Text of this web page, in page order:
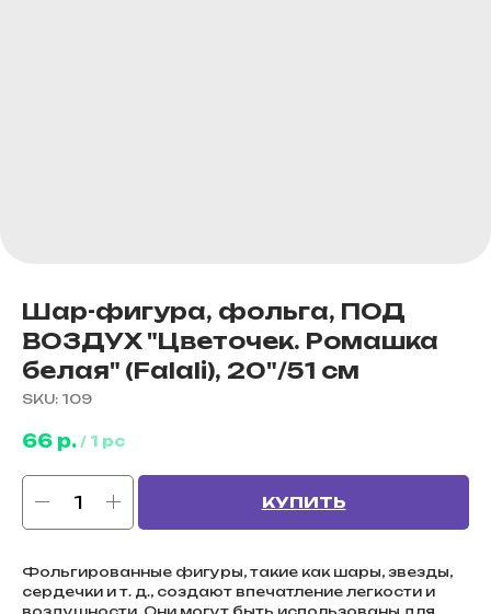
Шар-фигура, фольга, ПОД
ВОЗДУХ "Цветочек. Ромашка
белая" (Falali), 20"/51 см
SKU: 109
66 р. / 1 pc
КУПИТЬ
Фольгированные фигуры, такие как шары, звезды,
сердечки и т. д., создают впечатление легкости и